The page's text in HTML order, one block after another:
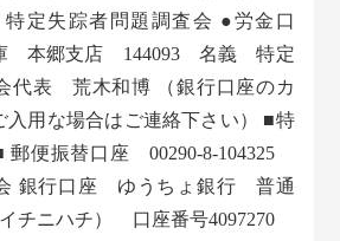
定失踪者問題調査会 ●労金口
本郷支店 144093 名義 特定
代表 荒木和博 （銀行口座のカ
入用な場合はご連絡下さい） ■特
郵便振替口座 00290-8-104325
銀行口座 ゆうちょ銀行 普通
チニハチ） 口座番号4097270